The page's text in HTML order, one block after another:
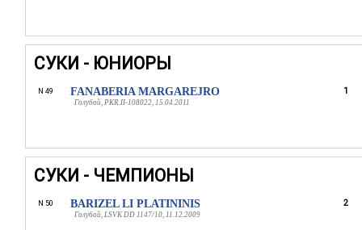
СУКИ - ЮНИОРЫ
N 49 FANABERIA MARGAREJRO
Голубой, PKR.II-108022, 15.04.2011
1
СУКИ - ЧЕМПИОНЫ
N 50 BARIZEL LI PLATININIS
Голубой, LSVK DD 1147/10, 11.12.2009
2